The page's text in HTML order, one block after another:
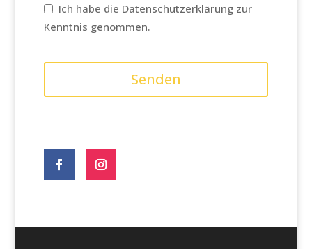
Ich habe die Datenschutzerklärung zur
Kenntnis genommen.
Senden